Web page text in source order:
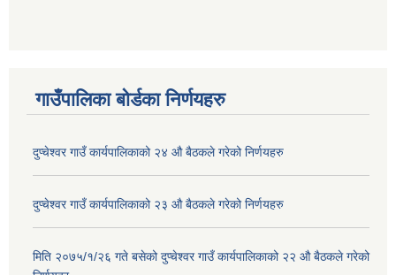
गाउँपालिका बोर्डका निर्णयहरु
दुप्चेश्वर गाउँ कार्यपालिकाको २४ औ बैठकले गरेको निर्णयहरु
दुप्चेश्वर गाउँ कार्यपालिकाको २३ औ बैठकले गरेको निर्णयहरु
मिति २०७५/१/२६ गते बसेको दुप्चेश्वर गाउँ कार्यपालिकाको २२ औ बैठकले गरेको